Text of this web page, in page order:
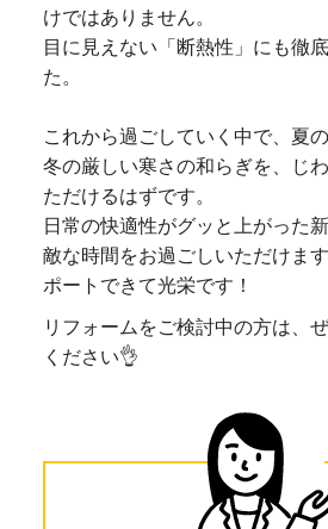
けではありません。
目に見えない「断熱性」にも徹
た。
これから過ごしていく中で、夏
冬の厳しい寒さの和らぎを、じ
ただけるはずです。
日常の快適性がグッと上がった
敵な時間をお過ごしいただけま
ポートできて光栄です！
リフォームをご検討中の方は、
ください👌